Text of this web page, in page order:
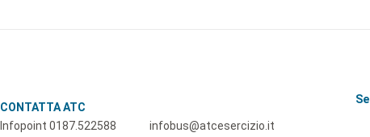
CONTATTA ATC
Infopoint 0187.522588
infobus@atcesercizio.it